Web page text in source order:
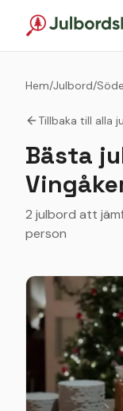
Hem/Julbord/
Tillbaka till alla
Bästa
2 julbord att
person